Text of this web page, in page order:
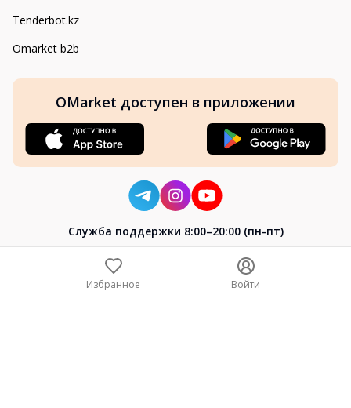
Tenderbot.kz
Omarket b2b
OMarket доступен в приложении
Cлужба поддержки 8:00–20:00 (пн-пт)
Избранное Войти